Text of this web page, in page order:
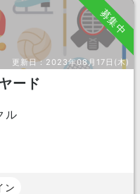
募集中
更新日： 2023年08月17日(木)
ード
ル
ン